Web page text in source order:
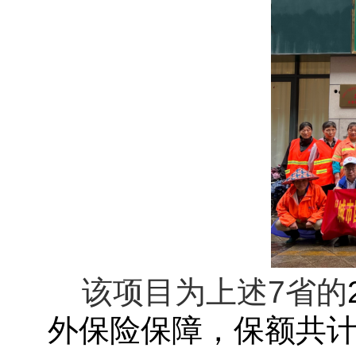
该项目为上述7省的
外保险保障，保额共